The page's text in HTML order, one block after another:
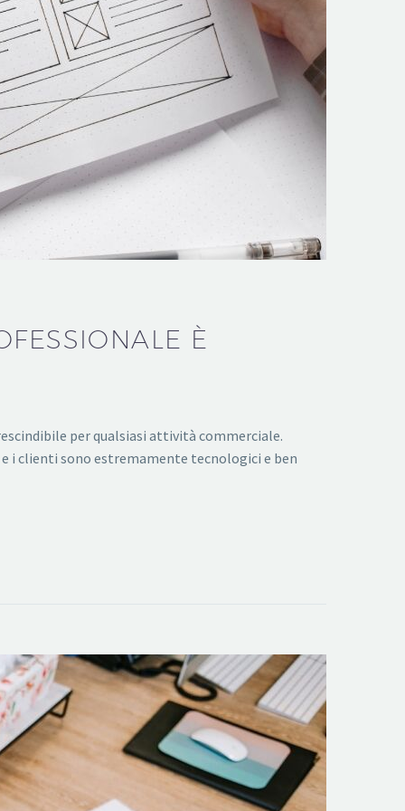
È
per qualsiasi attività commerciale.
i clienti sono estremamente tecnologici e ben